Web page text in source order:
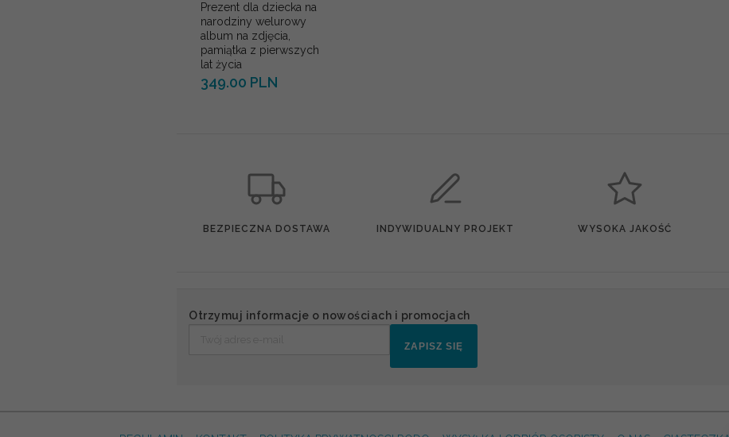
Prezent dla dziecka na
narodziny welurowy
album na zdjęcia,
pamiątka z pierwszych
lat życia
349.00 PLN
BEZPIECZNA DOSTAWA INDYWIDUALNY PROJEKT WYSOKA JAKOŚĆ
Otrzymuj informacje o nowościach i promocjach
ZAPISZ SIĘ